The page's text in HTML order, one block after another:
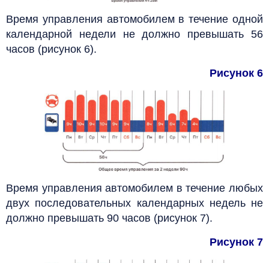
Время управления автомобилем в течение одной
календарной недели не должно превышать 56
часов (рисунок 6).
Рисунок 6
Время управления автомобилем в течение любых
двух последовательных календарных недель не
должно превышать 90 часов (рисунок 7).
Рисунок 7